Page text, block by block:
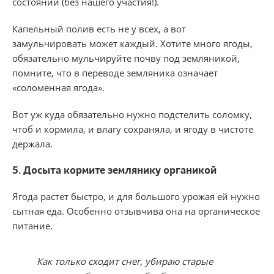
Капельный полив есть не у всех, а вот
замульчировать может каждый. Хотите много ягоды,
обязательно мульчируйте почву под земляникой,
помните, что в переводе земляника означает
«соломенная ягода».
Вот уж куда обязательно нужно подстелить соломку,
чтоб и кормила, и влагу сохраняла, и ягоду в чистоте
держала.
5. Досыта кормите землянику органикой
Ягода растет быстро, и для большого урожая ей нужно
сытная еда. Особенно отзывчива она на органическое
питание.
Как только сходит снег, убираю старые